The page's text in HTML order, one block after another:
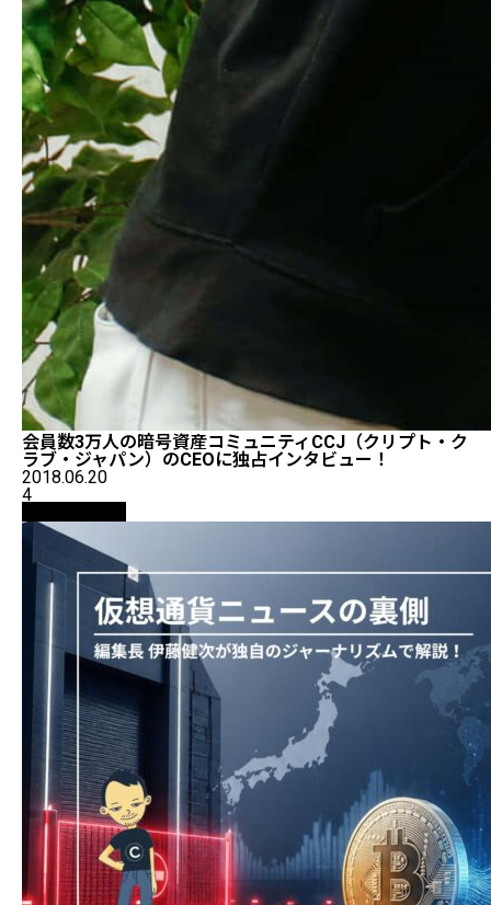
会員数3万人の暗号資産コミュニティCCJ（クリプト・ク
ラブ・ジャパン）のCEOに独占インタビュー！
2018.06.20
4